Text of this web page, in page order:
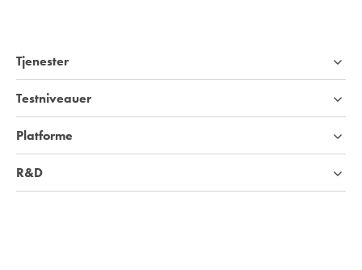
Tjenester
Testniveauer
Platforme
R&D